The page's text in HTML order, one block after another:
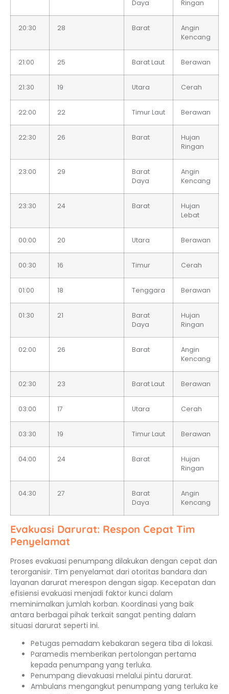
Daya Ringan
20:30 28 Barat
Angin
Kencang
21:00 25 Barat Laut Berawan
21:30 19 Utara Cerah
22:00 22 Timur Laut Berawan
22:30 26 Barat
Hujan
Ringan
23:00 29
Barat
Daya
Angin
Kencang
23:30 24 Barat
Hujan
Lebat
00:00 20 Utara Berawan
00:30 16 Timur Cerah
01:00 18 Tenggara Berawan
01:30 21
Barat
Daya
Hujan
Ringan
02:00 26 Barat
Angin
Kencang
02:30 23 Barat Laut Berawan
03:00 17 Utara Cerah
03:30 19 Timur Laut Berawan
04:00 24 Barat
Hujan
Ringan
04:30 27
Barat
Daya
Angin
Kencang
Evakuasi Darurat: Respon Cepat Tim
Penyelamat
Proses evakuasi penumpang dilakukan dengan cepat dan
terorganisir. Tim penyelamat dari otoritas bandara dan
layanan darurat merespon dengan sigap. Kecepatan dan
efisiensi evakuasi menjadi faktor kunci dalam
meminimalkan jumlah korban. Koordinasi yang baik
antara berbagai pihak terkait sangat penting dalam
situasi darurat seperti ini.
Petugas pemadam kebakaran segera tiba di lokasi.
Paramedis memberikan pertolongan pertama
kepada penumpang yang terluka.
Penumpang dievakuasi melalui pintu darurat.
Ambulans mengangkut penumpang yang terluka ke